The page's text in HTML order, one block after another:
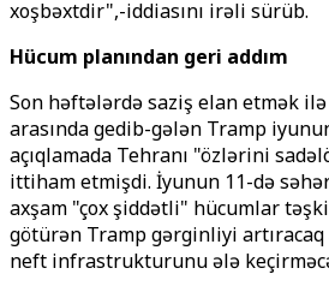
xoşbəxtdir",-iddiasını irəli sürüb.
Hücum planından geri addım
Son həftələrdə saziş elan etmək
arasında gedib-gələn Tramp
açıqlamada Tehranı "özlərini
ittiham etmişdi. İyunun 11-də
axşam "çox şiddətli" hücumlar
götürən Tramp gərginliyi
neft infrastrukturunu ələ